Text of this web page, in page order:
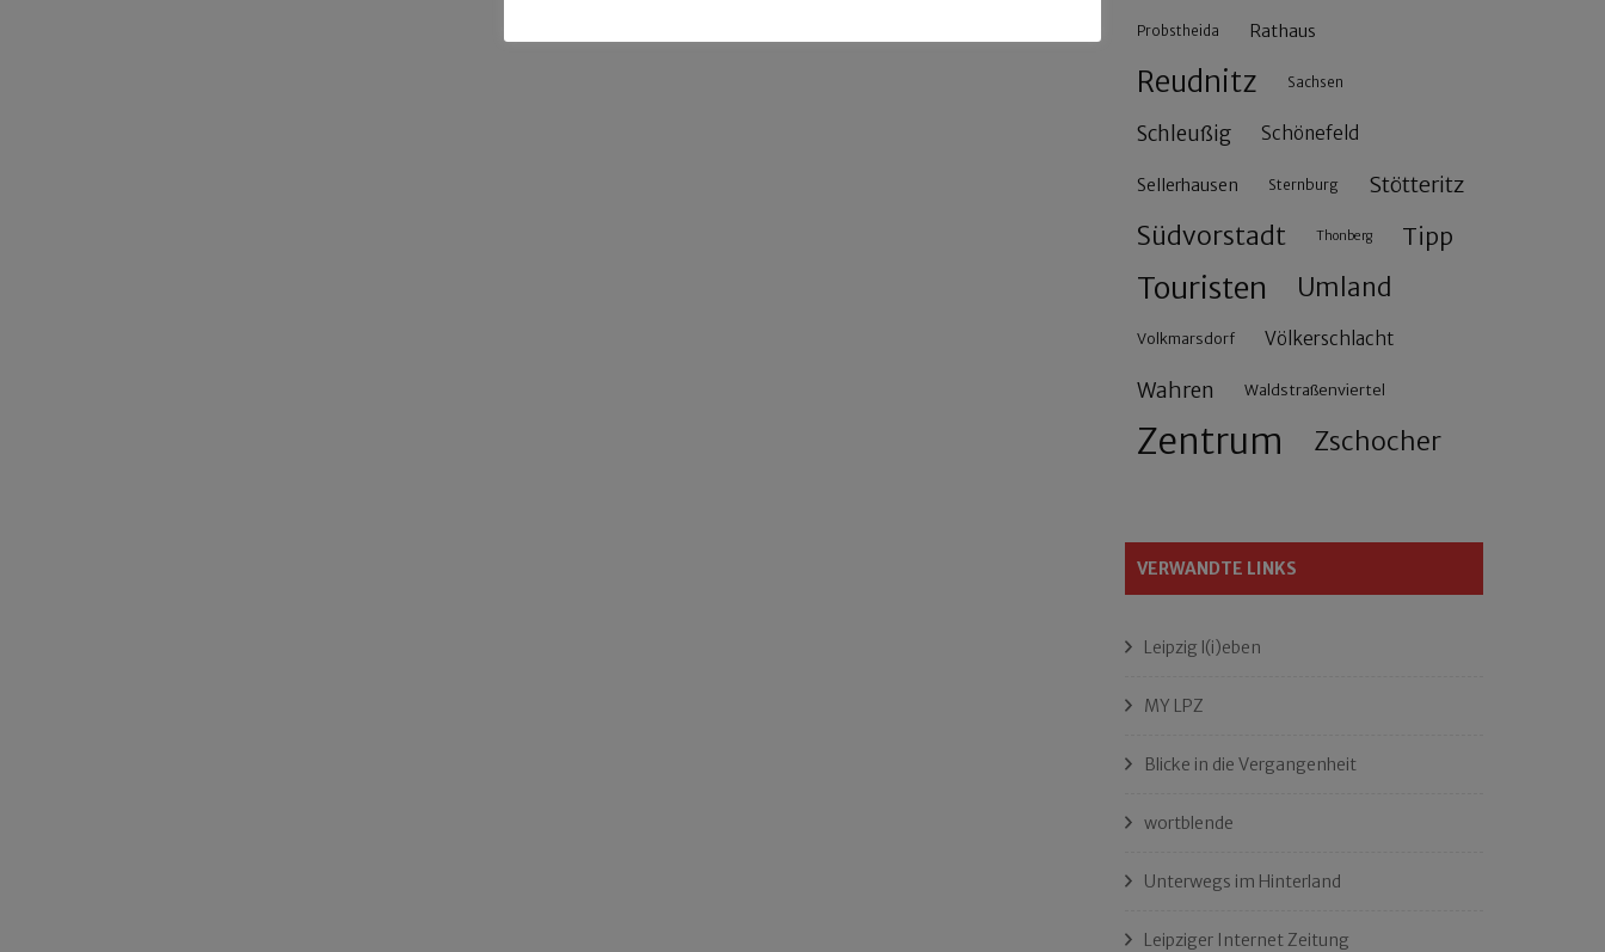
Probstheida Rathaus
Reudnitz Sachsen
Schleußig Schönefeld
Sellerhausen Sternburg Stötteritz
Südvorstadt Thonberg Tipp
Touristen Umland
Volkmarsdorf Völkerschlacht
Wahren Waldstraßenviertel
Zentrum Zschocher
VERWANDTE LINKS
Leipzig l(i)eben
MY LPZ
Blicke in die Vergangenheit
wortblende
Unterwegs im Hinterland
Leipziger Internet Zeitung